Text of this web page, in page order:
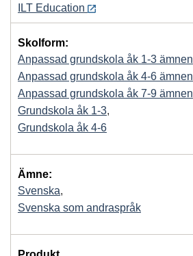
ILT Education
Skolform:
Anpassad grundskola åk 1-3 ämnen
Anpassad grundskola åk 4-6 ämnen
Anpassad grundskola åk 7-9 ämnen
Grundskola åk 1-3,
Grundskola åk 4-6
Ämne:
Svenska,
Svenska som andraspråk